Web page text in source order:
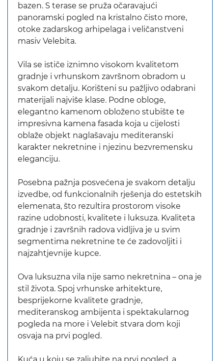
bazen. S terase se pruža očaravajući
panoramski pogled na kristalno čisto more,
otoke zadarskog arhipelaga i veličanstveni
masiv Velebita.
Vila se ističe iznimno visokom kvalitetom
gradnje i vrhunskom završnom obradom u
svakom detalju. Korišteni su pažljivo odabrani
materijali najviše klase. Podne obloge,
elegantno kamenom obloženo stubište te
impresivna kamena fasada koja u cijelosti
oblaže objekt naglašavaju mediteranski
karakter nekretnine i njezinu bezvremensku
eleganciju.
Posebna pažnja posvećena je svakom detalju
izvedbe, od funkcionalnih rješenja do estetskih
elemenata, što rezultira prostorom visoke
razine udobnosti, kvalitete i luksuza. Kvaliteta
gradnje i završnih radova vidljiva je u svim
segmentima nekretnine te će zadovoljiti i
najzahtjevnije kupce.
Ova luksuzna vila nije samo nekretnina – ona je
stil života. Spoj vrhunske arhitekture,
besprijekorne kvalitete gradnje,
mediteranskog ambijenta i spektakularnog
pogleda na more i Velebit stvara dom koji
osvaja na prvi pogled.